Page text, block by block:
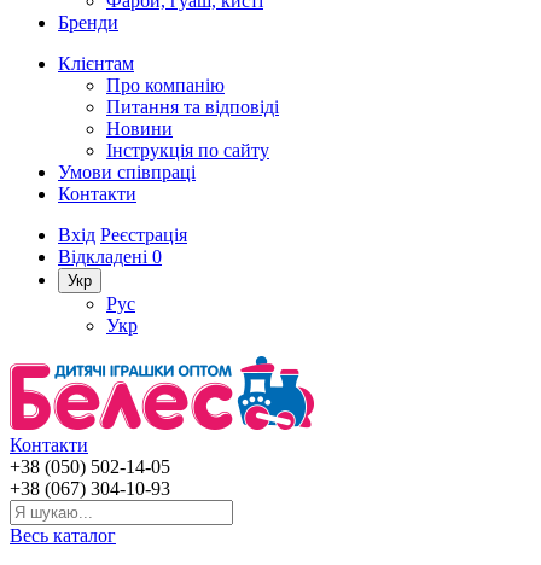
Бренди
Клієнтам
Про компанію
Питання та відповіді
Новини
Інструкція по сайту
Умови співпраці
Контакти
Вхід Реєстрація
Відкладені 0
Укр
Рус
Укр
Контакти
+38 (050) 502-14-05
+38 (067) 304-10-93
Весь каталог